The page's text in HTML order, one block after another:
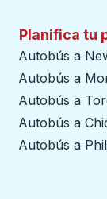
Planifica tu
Autobús a
Autobús a
Autobús a
Autobús a
Autobús a